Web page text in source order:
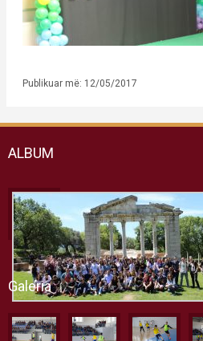
Publikuar më: 12/05/2017
ALBUM
Galeria